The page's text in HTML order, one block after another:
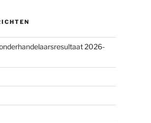
2026-